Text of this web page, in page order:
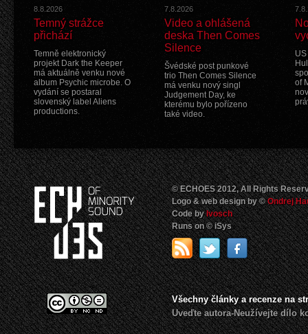
8.8.2026
Temný strážce
přichází
Temně elektronický
projekt Dark the Keeper
má aktuálně venku nové
album Psychic microbe. O
vydání se postaral
slovenský label Aliens
productions.
7.8.2026
Video a ohlášená
deska Then Comes
Silence
Švédské post punkové
trio Then Comes Silence
má venku nový singl
Judgement Day, ke
kterému bylo pořízeno
také video.
of
© ECHOES 2012, All Rights
Logo & web design by ©Ondrej
Code byIvosch
Runs on © iSys
Všechny články a recenze na
Uveďte autora-Neužívejte dílo